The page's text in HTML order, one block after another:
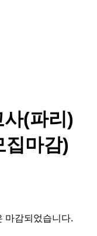
(파리)
집마감)
마감되었습니다.